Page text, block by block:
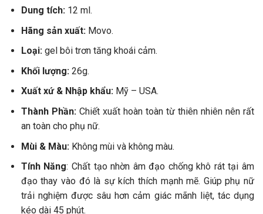
Dung tích:12 ml.
Hãng sản xuất:Movo.
Loại:gel bôi trơn tăng khoái cảm.
Khối lượng:26g.
Xuất xứ & Nhập khẩu:Mỹ – USA.
Thành Phần:Chiết xuất hoàn toàn từ ​​thiên nhiên nên rất
an toàn cho phụ nữ.
Mùi & Màu:Không mùi và không màu.
Tính Năng: Chất tạo nhờn âm đạo chống khô rát tại âm
đạo thay vào đó là sự kích thích mạnh mẽ. Giúp phụ nữ
trải nghiệm được sâu hơn cảm giác mãnh liệt, tác dụng
kéo dài 45 phút.